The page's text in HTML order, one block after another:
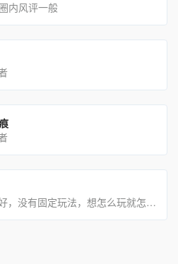
内风评一般
游戏而已，开心就好，没有固定玩法，想怎么玩就怎么玩～～日常休闲娱乐的游戏迷～～感谢相伴～